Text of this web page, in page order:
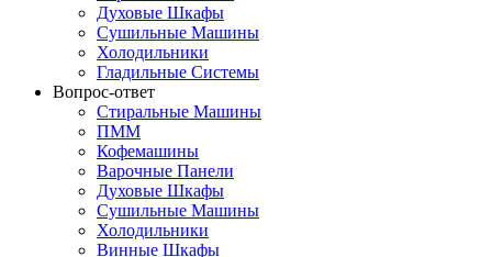
Духовые Шкафы
Сушильные Машины
Холодильники
Гладильные Системы
Вопрос-ответ
Стиральные Машины
ПММ
Кофемашины
Варочные Панели
Духовые Шкафы
Сушильные Машины
Холодильники
Винные Шкафы